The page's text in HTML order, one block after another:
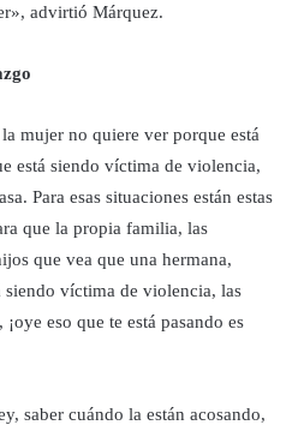
advirtió Márquez.
mujer no quiere ver porque está
está siendo víctima de violencia,
Para esas situaciones están estas
que la propia familia, las
que vea que una hermana,
siendo víctima de violencia, las
eso que te está pasando es
saber cuándo la están acosando,